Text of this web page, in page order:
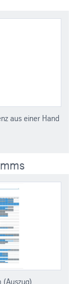
aus einer Hand
(Auszug)